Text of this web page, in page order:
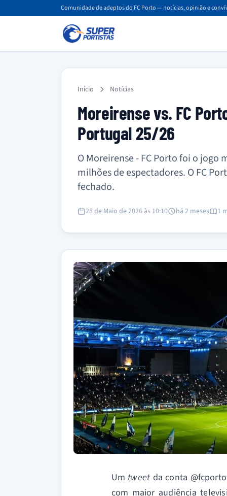
Comunidade de adeptos do FC Porto — notícias, opinião e
Início Notícias
Moreirense vs. FC
Portugal 25/26
O Moreirense - FC Porto foi o jogo
milhões de espectadores. O FC
fechado.
28 de Maio de 2026 às 10:10 há 2 meses 1
Um tweet da conta
com maior audiência